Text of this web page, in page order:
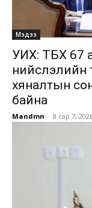
Мэдээ
УИХ: ТБХ 67
нийслэлийн
хяналтын
байна
Mandmn - 8 сар 7,